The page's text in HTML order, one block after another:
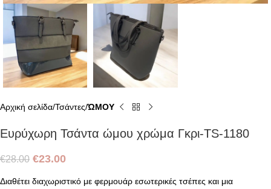
Αρχική σελίδα Τσάντες ΏΜΟΥ
Ευρύχωρη Τσάντα ώμου χρώμα Γκρι-TS-1180
€28.00 €23.00
Διαθέτει διαχωριστικό με φερμουάρ εσωτερικές τσέπες και μια